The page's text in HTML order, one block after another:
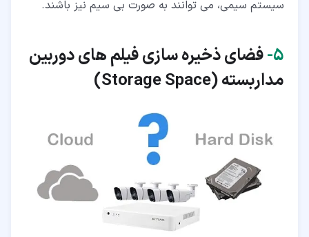
سیستم سیمی، می توانند به صورت بی سیم نیز باشند.
۵‏- فضای ذخیره سازی فیلم های دوربین
مداربسته (Storage Space
)